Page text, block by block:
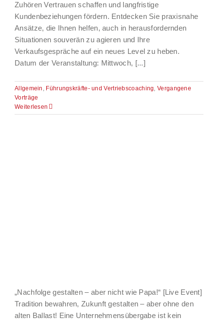
Zuhören Vertrauen schaffen und langfristige
Kundenbeziehungen fördern. Entdecken Sie praxisnahe
Ansätze, die Ihnen helfen, auch in herausfordernden
Situationen souverän zu agieren und Ihre
Verkaufsgespräche auf ein neues Level zu heben.
Datum der Veranstaltung: Mittwoch, [...]
Allgemein , Führungskräfte- und Vertriebscoaching,Vergangene
Vorträge
Weiterlesen
„Nachfolge gestalten – aber nicht wie Papa!“ [Live Event]
Tradition bewahren, Zukunft gestalten – aber ohne den
alten Ballast! Eine Unternehmensübergabe ist kein